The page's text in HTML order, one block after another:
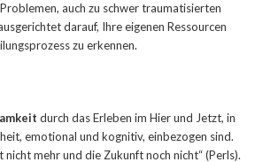
auch zu schwer traumatisierten
darauf, Ihre eigenen Ressourcen
zu erkennen.
durch das Erleben im Hier und Jetzt, in
emotional und kognitiv, einbezogen sind.
nicht mehr und die Zukunft noch nicht“ (Perls).